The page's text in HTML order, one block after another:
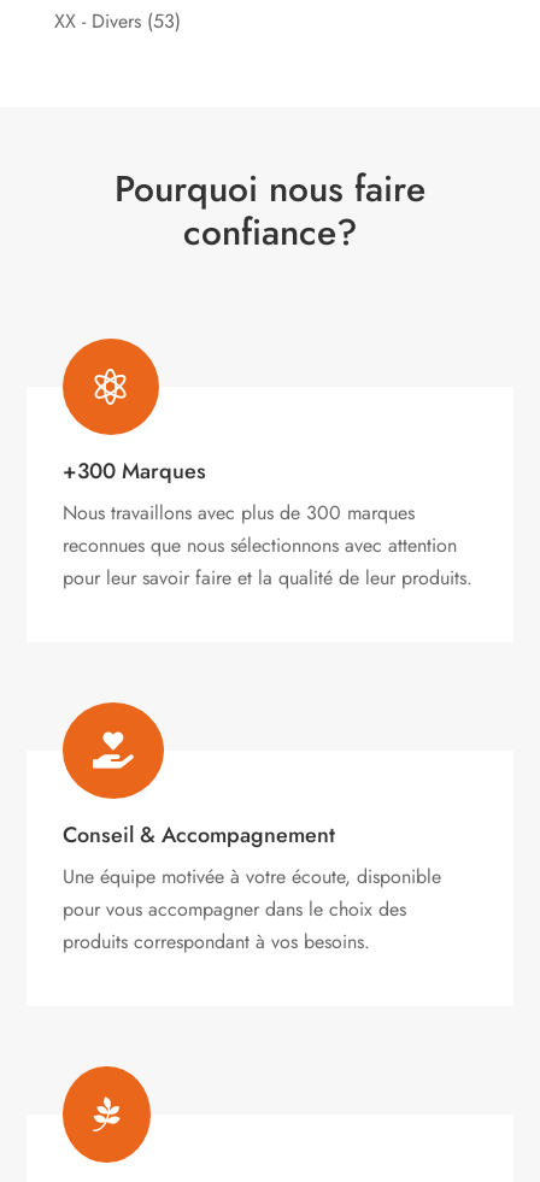
XX - Divers (53)
Pourquoi nous faire
confiance?

+300 Marques
Nous travaillons avec plus de 300 marques
reconnues que nous sélectionnons avec attention
pour leur savoir faire et la qualité de leur produits.

Conseil & Accompagnement
Une équipe motivée à votre écoute, disponible
pour vous accompagner dans le choix des
produits correspondant à vos besoins.
